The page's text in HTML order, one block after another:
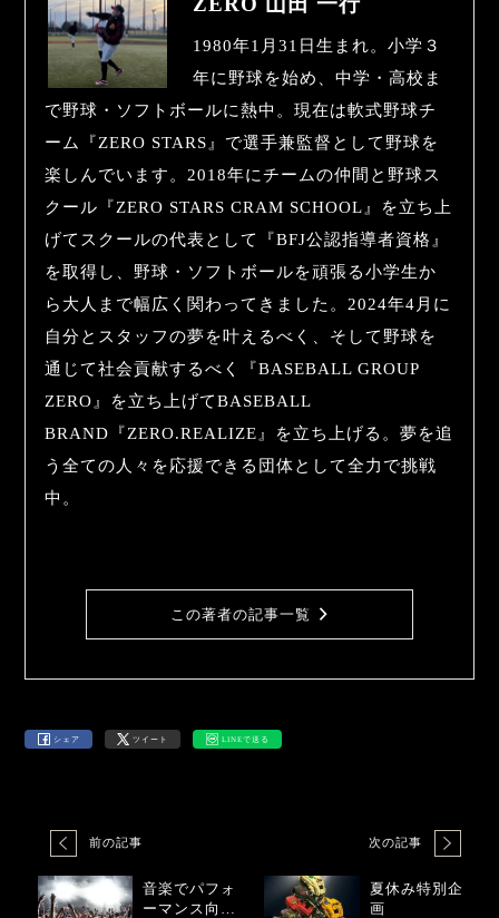
1980年1月31日生まれ。小学３
年に野球を始め、中学・高校ま
で野球・ソフトボールに熱中。現在は軟式野球チ
ーム『ZERO STARS』で選手兼監督として野球を
楽しんでいます。2018年にチームの仲間と野球ス
クール『ZERO STARS CRAM SCHOOL』を立ち上
げてスクールの代表として『BFJ公認指導者資格』
を取得し、野球・ソフトボールを頑張る小学生か
ら大人まで幅広く関わってきました。2024年4月に
自分とスタッフの夢を叶えるべく、そして野球を
通じて社会貢献するべく『BASEBALL GROUP
ZERO』を立ち上げてBASEBALL
BRAND『ZERO.REALIZE』を立ち上げる。夢を追
う全ての人々を応援できる団体として全力で挑戦
中。
この著者の記事一覧
シェア ツイート LINEで送る
前の記事
音楽でパフォ
ーマンス向
次の記事
夏休み特別企
画